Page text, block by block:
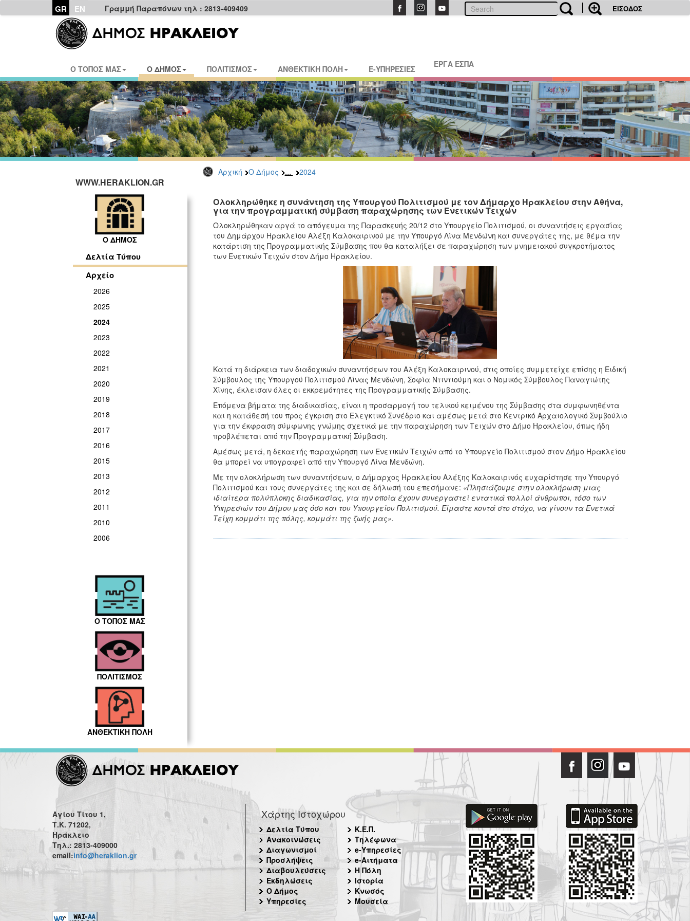
GR EN Γραμμή Παραπόνων τηλ : 2813-409409 ΕΙΣΟΔΟΣ
Ο ΤΟΠΟΣ ΜΑΣ Ο ΔΗΜΟΣ ΠΟΛΙΤΙΣΜΟΣ ΑΝΘΕΚΤΙΚΗ ΠΟΛΗ E-ΥΠΗΡΕΣΙΕΣ ΕΡΓΑ ΕΣΠΑ
Αρχική Ο Δήμος ... 2024
WWW.HERAKLION.GR
Ο ΔΗΜΟΣ
Δελτία Τύπου
Αρχείο
2026
2025
2024
2023
2022
2021
2020
2019
2018
2017
2016
2015
2013
2012
2011
2010
2006
Ο ΤΟΠΟΣ ΜΑΣ
ΠΟΛΙΤΙΣΜΟΣ
ΑΝΘΕΚΤΙΚΗ ΠΟΛΗ
Ολοκληρώθηκε η συνάντηση της Υπουργού Πολιτισμού με τον Δήμαρχο Ηρακλείου στην Αθήνα,
για την προγραμματική σύμβαση παραχώρησης των Ενετικών Τειχών
Ολοκληρώθηκαν αργά το απόγευμα της Παρασκευής 20/12 στο Υπουργείο Πολιτισμού, οι συναντήσεις εργασίας
του Δημάρχου Ηρακλείου Αλέξη Καλοκαιρινού με την Υπουργό Λίνα Μενδώνη και συνεργάτες της, με θέμα την
κατάρτιση της Προγραμματικής Σύμβασης που θα καταλήξει σε παραχώρηση των μνημειακού συγκροτήματος
των Ενετικών Τειχών στον Δήμο Ηρακλείου.
Κατά τη διάρκεια των διαδοχικών συναντήσεων του Αλέξη Καλοκαιρινού, στις οποίες συμμετείχε επίσης η Ειδική
Σύμβουλος της Υπουργού Πολιτισμού Λίνας Μενδώνη, Σοφία Ντιντιούμη και ο Νομικός Σύμβουλος Παναγιώτης
Χίνης, έκλεισαν όλες οι εκκρεμότητες της Προγραμματικής Σύμβασης.
Επόμενα βήματα της διαδικασίας, είναι η προσαρμογή του τελικού κειμένου της Σύμβασης στα συμφωνηθέντα
και η κατάθεσή του προς έγκριση στο Ελεγκτικό Συνέδριο και αμέσως μετά στο Κεντρικό Αρχαιολογικό Συμβούλιο
για την έκφραση σύμφωνης γνώμης σχετικά με την παραχώρηση των Τειχών στο Δήμο Ηρακλείου, όπως ήδη
προβλέπεται από την Προγραμματική Σύμβαση.
Αμέσως μετά, η δεκαετής παραχώρηση των Ενετικών Τειχών από το Υπουργείο Πολιτισμού στον Δήμο Ηρακλείου
θα μπορεί να υπογραφεί από την Υπουργό Λίνα Μενδώνη.
Με την ολοκλήρωση των συναντήσεων, ο Δήμαρχος Ηρακλείου Αλέξης Καλοκαιρινός ευχαρίστησε την Υπουργό
Πολιτισμού και τους συνεργάτες της και σε δήλωσή του επεσήμανε: «Πλησιάζουμε στην ολοκλήρωση μιας
ιδιαίτερα πολύπλοκης διαδικασίας, για την οποία έχουν συνεργαστεί εντατικά πολλοί άνθρωποι, τόσο των
Υπηρεσιών του Δήμου μας όσο και του Υπουργείου Πολιτισμού. Είμαστε κοντά στο στόχο, να γίνουν τα Ενετικά
Τείχη κομμάτι της πόλης, κομμάτι της ζωής μας».
Αγίου Τίτου 1,
Τ.Κ. 71202,
Ηράκλειο
Τηλ.: 2813-409000
email:info@heraklion.gr
Χάρτης Ιστοχώρου
Δελτία Τύπου
Ανακοινώσεις
Διαγωνισμοί
Προσλήψεις
Διαβουλεύσεις
Εκδηλώσεις
Ο Δήμος
Υπηρεσίες
Κ.Ε.Π.
Τηλέφωνα
e-Υπηρεσίες
e-Αιτήματα
Η Πόλη
Ιστορία
Κνωσός
Μουσεία